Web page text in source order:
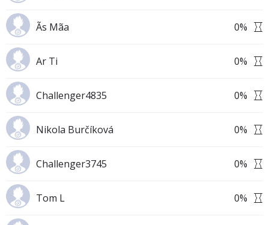
Ãs Mãa 0%
Ar Ti 0%
Challenger4835 0%
Nikola Burčíková 0%
Challenger3745 0%
Tom L 0%